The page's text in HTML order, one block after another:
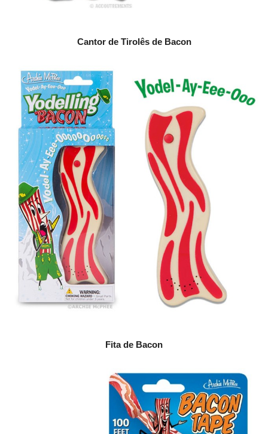
Cantor de Tirolês de Bacon
Fita de Bacon